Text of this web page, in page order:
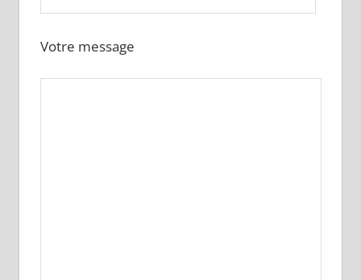
Votre message